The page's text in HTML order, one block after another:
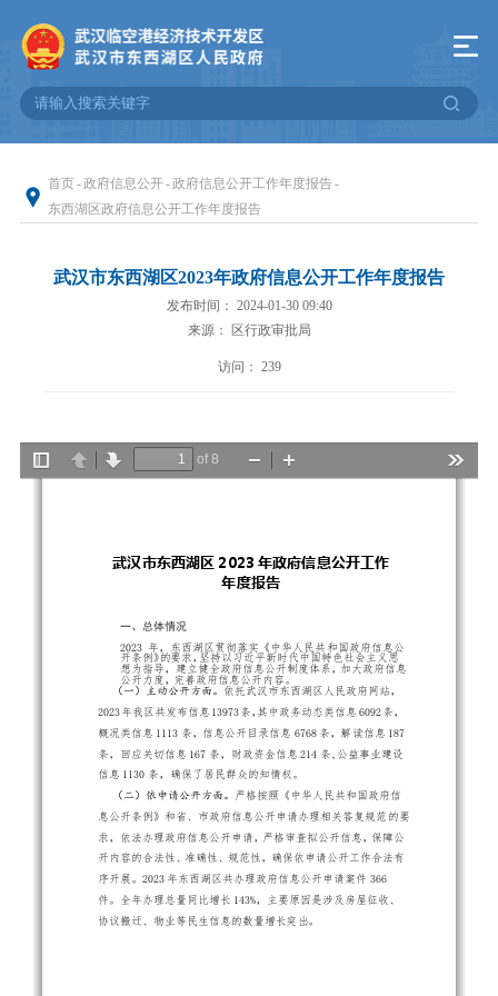
首页-政府信息公开-政府信息公开工作年度报告-
东西湖区政府信息公开工作年度报告
武汉市东西湖区2023年政府信息公开工作年度报告
发布时间： 2024-01-30 09:40
来源： 区行政审批局
访问： 239